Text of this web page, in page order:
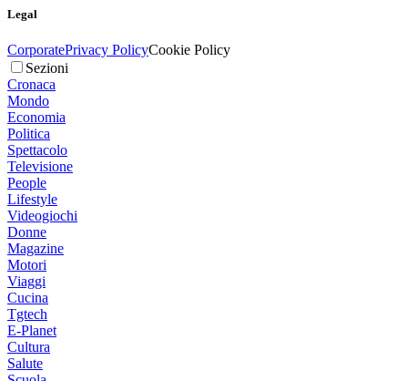
Legal
CorporatePrivacy PolicyCookie Policy
Sezioni
Cronaca
Mondo
Economia
Politica
Spettacolo
Televisione
People
Lifestyle
Videogiochi
Donne
Magazine
Motori
Viaggi
Cucina
Tgtech
E-Planet
Cultura
Salute